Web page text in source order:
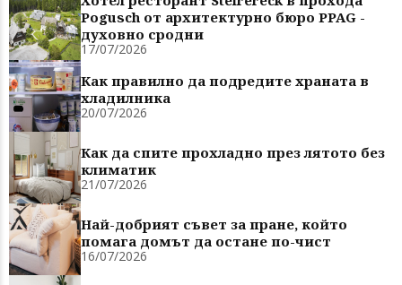
Pogusch от архитектурно бюро PPAG -
духовно сродни
17/07/2026
Как правилно да подредите храната в
хладилника
20/07/2026
Как да спите прохладно през лятото без
климатик
21/07/2026
Най-добрият съвет за пране, който
помага домът да остане по-чист
16/07/2026